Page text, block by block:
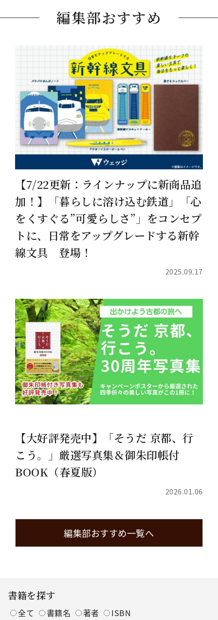
編集部おすすめ
【7/22更新：ラインナップに新商品追
加！】「暮らしに溶け込む鉄道」「心
をくすぐる”可愛らしさ”」をコンセプ
トに、日常をアップグレードする新幹
線文具 登場！
2025.09.17
【大好評発売中】「そうだ 京都、行
こう。」厳選写真集＆御朱印帳付
BOOK（春夏版）
2026.01.06
編集部おすすめ一覧へ
書籍を探す
全て 書籍名 著者 ISBN